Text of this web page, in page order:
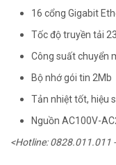
16 cổng Gigabit
Tốc độ truyền tải
Công suất chuyển
Bộ nhớ gói tin 2Mb
Tản nhiệt tốt, hiệu
Nguồn AC100V-
<Hotline: 0828.011.011